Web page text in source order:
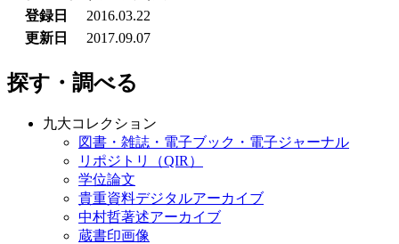
登録日
2016.03.22
更新日
2017.09.07
探す・調べる
九大コレクション
図書・雑誌・電子ブック・電子ジャーナル
リポジトリ（QIR）
学位論文
貴重資料デジタルアーカイブ
中村哲著述アーカイブ
蔵書印画像